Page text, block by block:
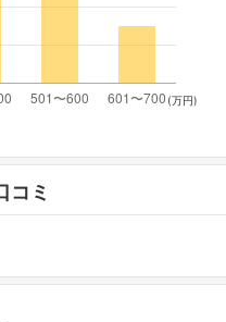
(万円)
コミ